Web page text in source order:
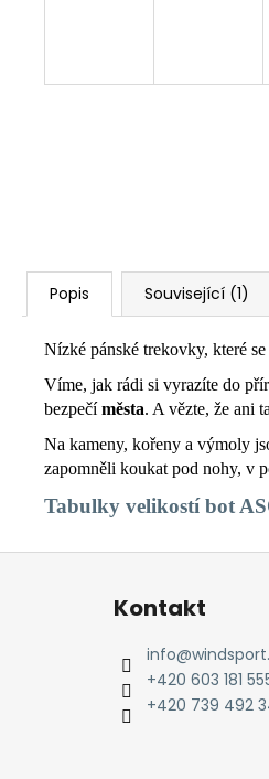
Popis Související (1)
Nízké pánské trekovky, které
Víme, jak rádi si vyrazíte do
bezpečíměsta. A vězte, že ani
Na kameny, kořeny a výmoly
zapomněli koukat pod nohy, v
Tabulky velikostí bot
Z
Kontakt
info@
+420 603 181
+420 739 492